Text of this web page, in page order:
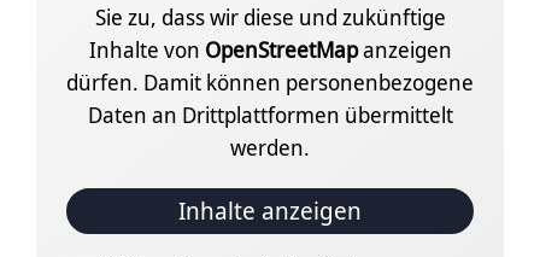
Sie zu, dass wir diese und zukünftige
Inhalte von OpenStreetMapanzeigen
dürfen. Damit können personenbezogene
Daten an Drittplattformen übermittelt
werden.
Inhalte anzeigen